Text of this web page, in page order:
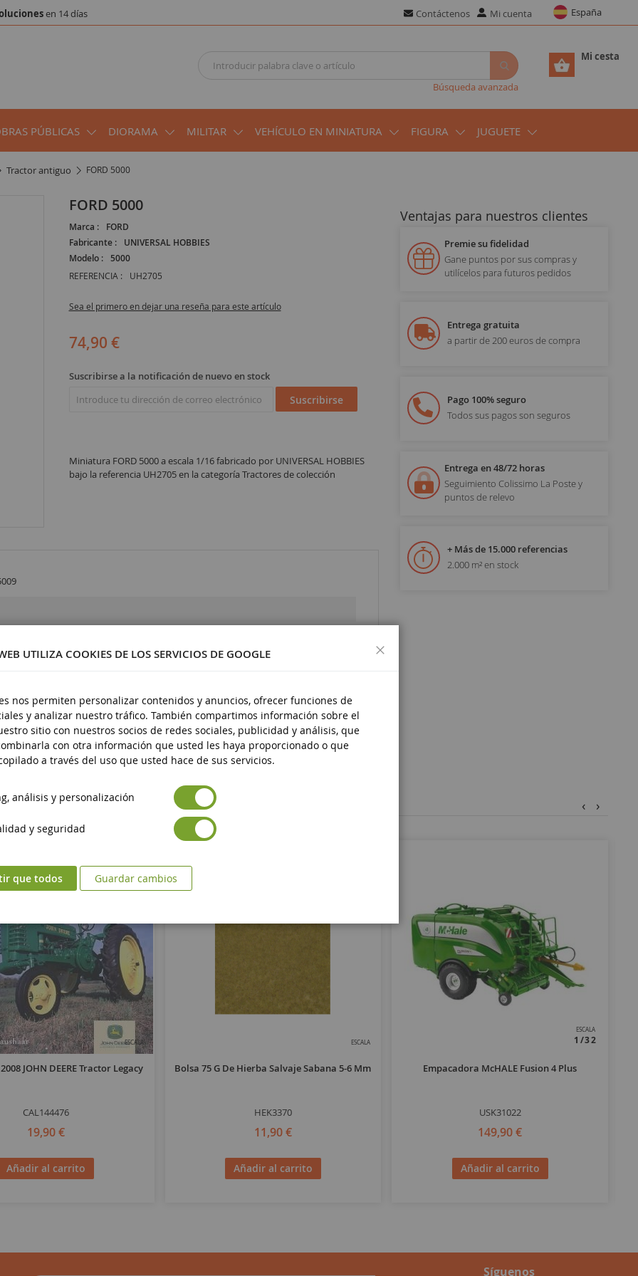
en 14 días Contáctenos Mi cuenta España
Mi cesta
Búsqueda avanzada
PÚBLICAS DIORAMA MILITAR VEHÍCULO EN MINIATURA FIGURA JUGUETE
tractor antiguo FORD 5000
FORD 5000
Marca :
FORD
Fabricante :
UNIVERSAL HOBBIES
Modelo :
5000
REFERENCIA : UH2705
Sea el primero en dejar una reseña para este artículo
74,90 €
Suscribirse a la notificación de nuevo en stock
Suscribirse
Miniatura FORD 5000 a escala 1/16 fabricado por UNIVERSAL HOBBIES
bajo la referencia UH2705 en la categoría Tractores de colección
Ventajas para nuestros clientes
Premie su fidelidad
Gane puntos por sus compras y
utilícelos para futuros pedidos
Entrega gratuita
a partir de 200 euros de compra
Pago 100% seguro
Todos sus pagos son seguros
Entrega en 48/72 horas
Seguimiento Colissimo La Poste y
puntos de relevo
+ Más de 15.000 referencias
2.000 m² en stock
ESCALA
JOHN DEERE Tractor Legacy
CAL144476
19,90 €
Añadir al carrito
ESCALA
Bolsa 75 G De Hierba Salvaje Sabana 5-6 Mm
HEK3370
11,90 €
Añadir al carrito
ESCALA
1/32
Empacadora McHALE Fusion 4 Plus
USK31022
149,90 €
Añadir al carrito
‹ ›
Síguenos
UTILIZA COOKIES DE LOS SERVICIOS DE GOOGLE
nos permiten personalizar contenidos y anuncios, ofrecer funciones de
y analizar nuestro tráfico. También compartimos información sobre el
sitio con nuestros socios de redes sociales, publicidad y análisis, que
con otra información que usted les haya proporcionado o que
a través del uso que usted hace de sus servicios.
análisis y personalización
y seguridad
que todos Guardar cambios